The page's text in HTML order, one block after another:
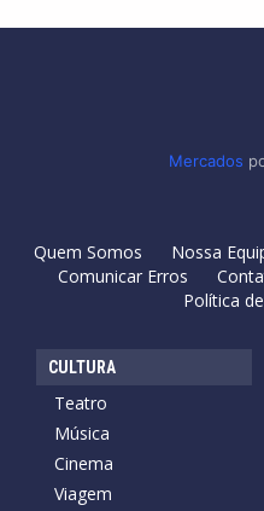
Mercados
Quem Somos Nossa
Comunicar Erros
Política
CULTURA
Teatro
Música
Cinema
Viagem